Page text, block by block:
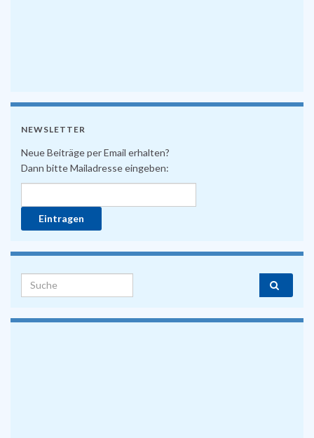
NEWSLETTER
Neue Beiträge per Email erhalten?
Dann bitte Mailadresse eingeben:
Search for: